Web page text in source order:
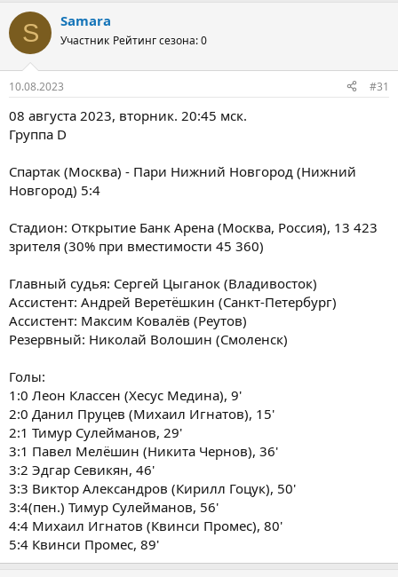
S Samara
Участник Рейтинг сезона: 0
10.08.2023 #31
08 августа 2023, вторник. 20:45 мск.
Группа D
Спартак (Москва) - Пари Нижний Новгород (Нижний
Новгород) 5:4
Стадион: Открытие Банк Арена (Москва, Россия), 13 423
зрителя (30% при вместимости 45 360)
Главный судья: Сергей Цыганок (Владивосток)
Ассистент: Андрей Веретёшкин (Санкт-Петербург)
Ассистент: Максим Ковалёв (Реутов)
Резервный: Николай Волошин (Смоленск)
Голы:
1:0 Леон Классен (Хесус Медина), 9'
2:0 Данил Пруцев (Михаил Игнатов), 15'
2:1 Тимур Сулейманов, 29'
3:1 Павел Мелёшин (Никита Чернов), 36'
3:2 Эдгар Севикян, 46'
3:3 Виктор Александров (Кирилл Гоцук), 50'
3:4(пен.) Тимур Сулейманов, 56'
4:4 Михаил Игнатов (Квинси Промес), 80'
5:4 Квинси Промес, 89'